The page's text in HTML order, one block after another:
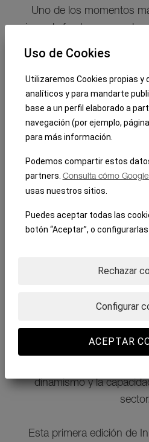
Uno de los momentos
jornada fue la mesa
Metrovacesa y Silvia
Durante el debate
de marketing más
sector inmobiliario
,
de comercialización y
La jornada culminó
intervención del
”, aportando
dinamismo y la
Esta primera edición de
Uso de Cookies
Utilizaremos Cookies propias y
analí­ticos y para mandarte
base a un perfil elaborado a
navegación (por ejemplo,
para más información.
Podemos compartir estos
partners. Consulta cómo
usas nuestros sitios.
Puedes aceptar todas las
botón “Aceptar”, o
Rechazar
Configurar
ACEPTAR